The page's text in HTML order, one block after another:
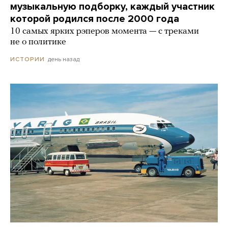
музыкальную подборку, каждый участник
которой родился после 2000 года
10 самых ярких рэперов момента — с треками
не о политике
ИСТОРИИ день назад